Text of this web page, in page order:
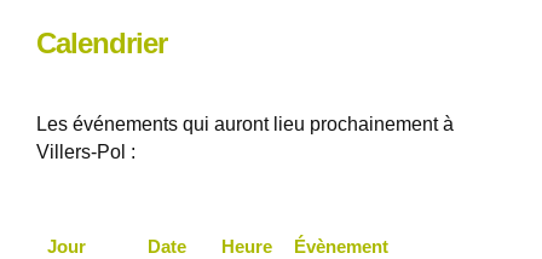
Calendrier
Les événements qui auront lieu prochainement à
Villers-Pol :
Jour Date Heure Évènement